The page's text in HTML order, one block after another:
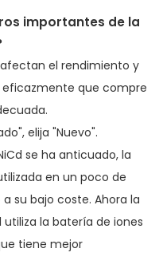
importantes de la
el rendimiento y
que compre
elija "Nuevo".
se ha anticuado, la
en un poco de
su bajo coste. Ahora la
la batería de iones
tiene mejor